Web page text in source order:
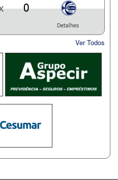
0
Detalhes
Ver Todos